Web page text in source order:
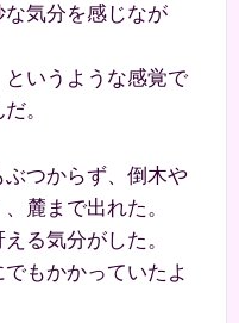
気分を感じなが
いうような感覚で
。
つからず、倒木や
麓まで出れた。
る気分がした。
もかかっていたよ